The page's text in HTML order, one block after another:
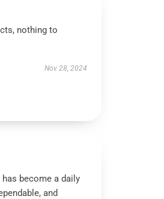
nothing to
Nov 28, 2024
become a daily
and